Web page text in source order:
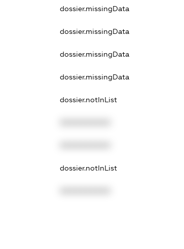
dossier.missingData
dossier.missingData
dossier.missingData
dossier.missingData
dossier.notInList
dossier.notInList